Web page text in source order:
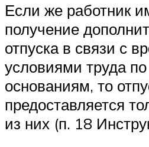
Если же работник
получение
отпуска в связи с
условиями труда
основаниям, то
предоставляется
из них (п. 18